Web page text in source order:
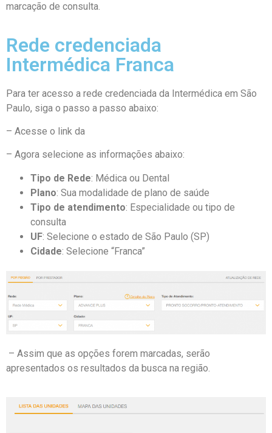
marcação de consulta.
Rede credenciada
Intermédica Franca
Para ter acesso a rede credenciada da Intermédica em São
Paulo, siga o passo a passo abaixo:
– Acesse o link da
– Agora selecione as informações abaixo:
Tipo de Rede: Médica ou Dental
Plano: Sua modalidade de plano de saúde
Tipo de atendimento: Especialidade ou tipo de
consulta
UF: Selecione o estado de São Paulo (SP)
Cidade: Selecione “Franca”
– Assim que as opções forem marcadas, serão
apresentados os resultados da busca na região.